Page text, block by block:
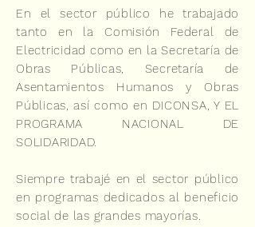
En el sector público he trabajado
tanto en la Comisión Federal de
Electricidad como en la Secretaría de
Obras Públicas, Secretaría de
Asentamientos Humanos y Obras
Públicas, así como en DICONSA, Y EL
PROGRAMA NACIONAL DE
SOLIDARIDAD.
Siempre trabajé en el sector público
en programas dedicados al beneficio
social de las grandes mayorías.